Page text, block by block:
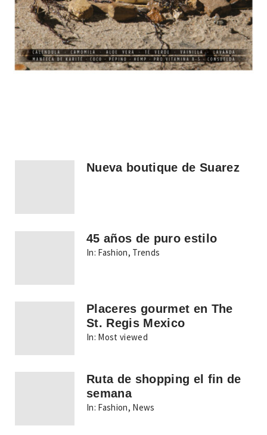
Nueva boutique de Suarez
45 años de puro estilo
In: Fashion, Trends
Placeres gourmet en The
St. Regis Mexico
In: Most viewed
Ruta de shopping el fin de
semana
In: Fashion, News